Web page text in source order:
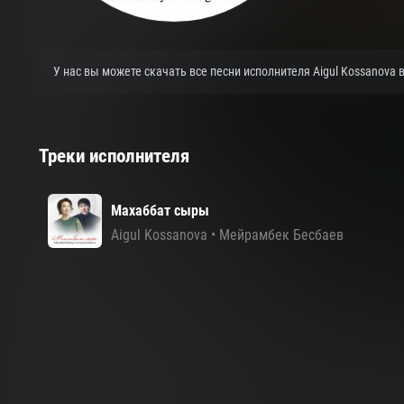
У нас вы можете скачать все песни исполнителя Aigul
Треки исполнителя
Махаббат сыры
Aigul Kossanova • Мейрамбек Бесбаев